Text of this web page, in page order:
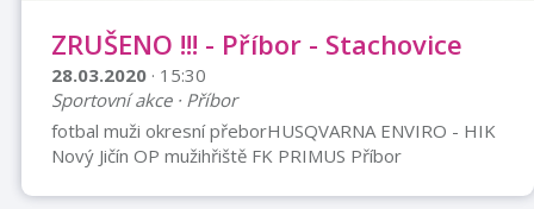
ZRUŠENO !!! - Příbor - Stachovice
28.03.2020 · 15:30
Sportovní akce · Příbor
fotbal muži okresní přeborHUSQVARNA ENVIRO - HIK
Nový Jičín OP mužihřiště FK PRIMUS Příbor